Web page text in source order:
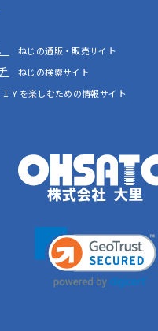
ねじの通販・販売サイト
ねじの検索サイト
Ｙを楽しむための情報サイト